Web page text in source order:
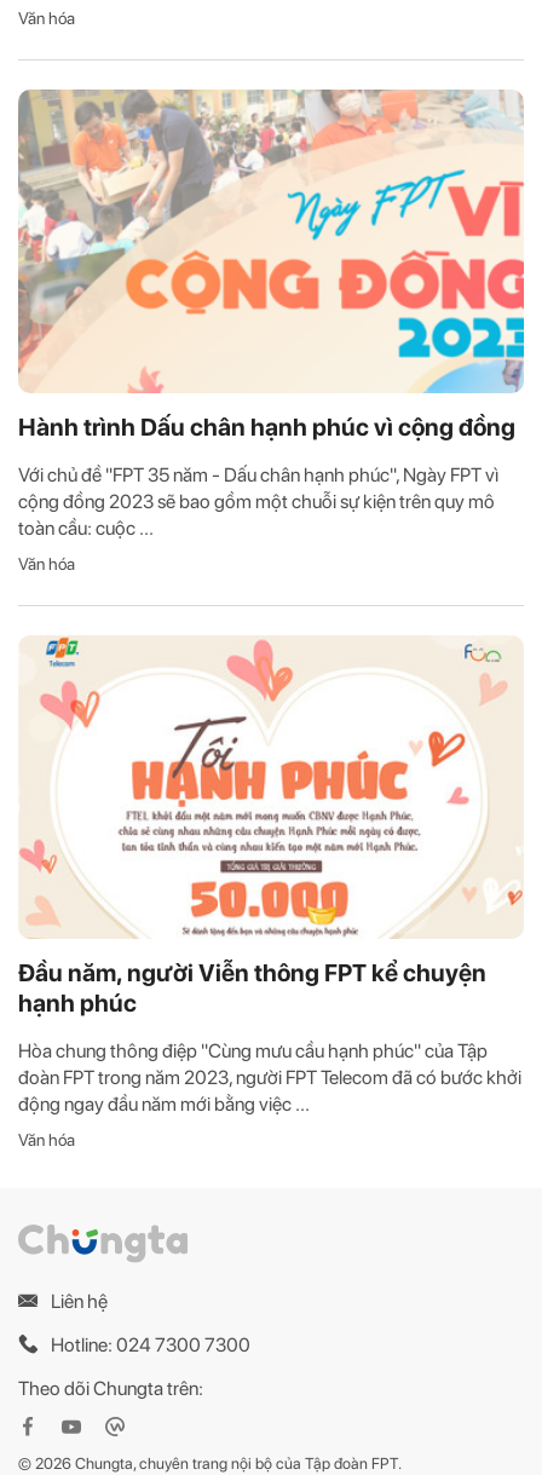
Văn hóa
Hành trình Dấu chân hạnh phúc vì cộng đồng
Với chủ đề "FPT 35 năm - Dấu chân hạnh phúc", Ngày FPT vì
cộng đồng 2023 sẽ bao gồm một chuỗi sự kiện trên quy mô
toàn cầu: cuộc ...
Văn hóa
Đầu năm, người Viễn thông FPT kể chuyện
hạnh phúc
Hòa chung thông điệp "Cùng mưu cầu hạnh phúc" của Tập
đoàn FPT trong năm 2023, người FPT Telecom đã có bước khởi
động ngay đầu năm mới bằng việc ...
Văn hóa
Liên hệ
Hotline: 024 7300 7300
Theo dõi Chungta trên:
© 2026 Chungta, chuyên trang nội bộ của Tập đoàn FPT.